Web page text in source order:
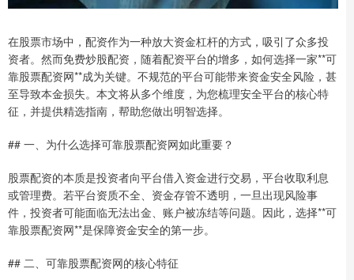
在股票市场中，配资作为一种放大资金杠杆的方式，吸引了众多投
资者。然而免费炒股配资，随着配资平台的增多，如何选择一家**可
靠股票配资网**成为关键。不规范的平台可能带来资金安全风险，甚
至导致本金损失。本文将从多个维度，为您梳理安全平台的核心特
征，并提供精选指南，帮助您做出明智选择。
## 一、为什么选择可靠股票配资网如此重要？
股票配资的本质是投资者向平台借入资金进行交易，平台收取利息
或管理费。若平台资质不全、资金存管不透明，一旦出现风险事
件，投资者可能面临无法出金、账户被冻结等问题。因此，选择**可
靠股票配资网**是保障资金安全的第一步。
## 二、可靠股票配资网的核心特征